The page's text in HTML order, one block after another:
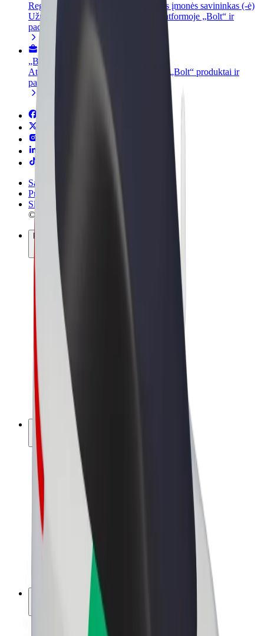
Registruotis kaip automobilių nuomos įmonės savininkas (-ė)
Užregistruokite savo automobilius platformoje „Bolt“ ir
padidinkite pajamas
„Bolt for Business“
Atskirų įmonių poreikiams pritaikomi „Bolt“ produktai ir
paslaugos
Sąlygos
Privatumas
Slapukai
© 2026 Bolt Technology OÜ
Paslaugos
Kelionės
Paspirtukai
„Bolt Market“
„Bolt Food“
„Bolt Drive“
„Bolt for Business“
El. dviračiai
„Bolt Plus“
Užsidirbkite su „Bolt“
Vairuotojai
Vairuotojo pajamos
Kurjerio pajamos
„Bolt Food“ restoranai ir parduotuvės
Automobilių nuomos parkai